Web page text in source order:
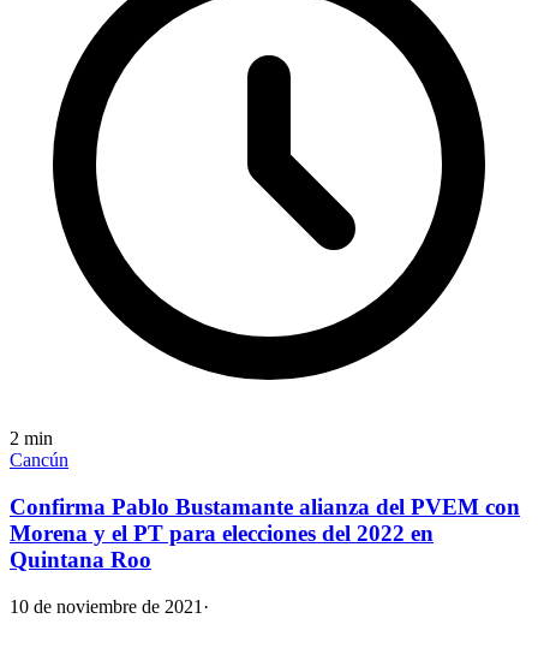
2 min
Cancún
Confirma Pablo Bustamante alianza del PVEM con
Morena y el PT para elecciones del 2022 en
Quintana Roo
10 de noviembre de 2021 ·